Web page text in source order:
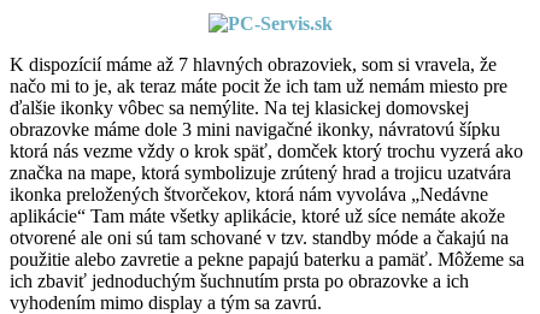
K dispozícií máme až 7 hlavných obrazoviek, som si vravela, že
načo mi to je, ak teraz máte pocit že ich tam už nemám miesto pre
ďalšie ikonky vôbec sa nemýlite. Na tej klasickej domovskej
obrazovke máme dole 3 mini navigačné ikonky, návratovú šípku
ktorá nás vezme vždy o krok späť, domček ktorý trochu vyzerá ako
značka na mape, ktorá symbolizuje zrútený hrad a trojicu uzatvára
ikonka preložených štvorčekov, ktorá nám vyvoláva „Nedávne
aplikácie“ Tam máte všetky aplikácie, ktoré už síce nemáte akože
otvorené ale oni sú tam schované v tzv. standby móde a čakajú na
použitie alebo zavretie a pekne papajú baterku a pamäť. Môžeme sa
ich zbaviť jednoduchým šuchnutím prsta po obrazovke a ich
vyhodením mimo display a tým sa zavrú.